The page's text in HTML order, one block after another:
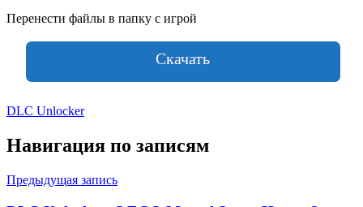
Перенести файлы в папку с игрой
Скачать
DLC Unlocker
Навигация по записям
Предыдущая запись